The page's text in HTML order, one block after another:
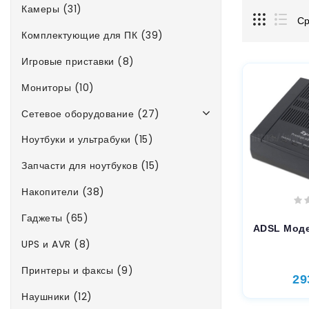
Камеры (31)
Комплектующие для ПК (39)
Игровые приставки (8)
Мониторы (10)
Сетевое оборудование (27)
Ноутбуки и ультрабуки (15)
Запчасти для ноутбуков (15)
Накопители (38)
Гаджеты (65)
UPS и AVR (8)
Принтеры и факсы (9)
Наушники (12)
ADSL